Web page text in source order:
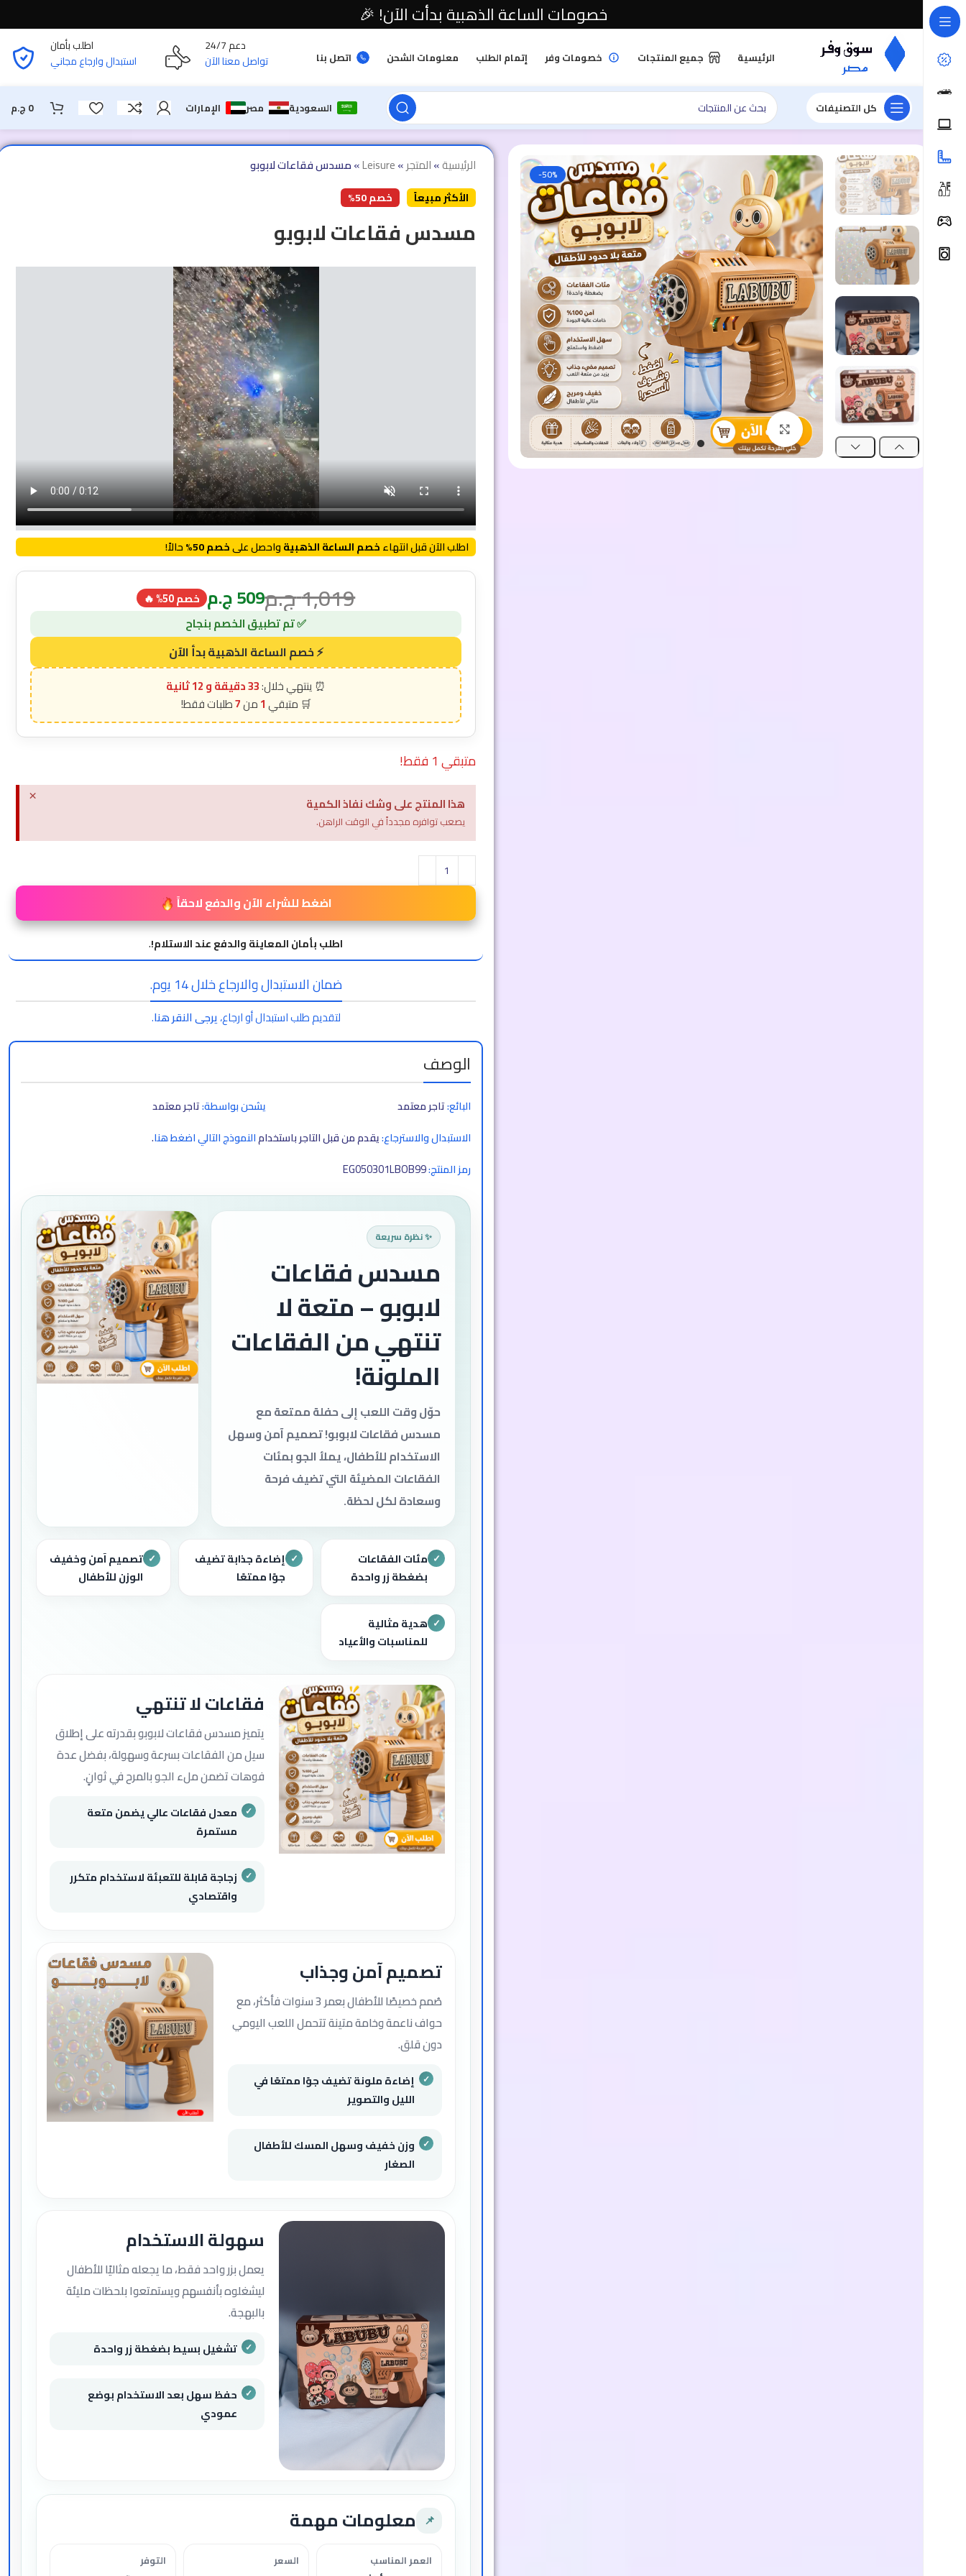
الرئيسية جميع المنتجات خصومات وفر إتمام الطلب معلومات الشحن اتصل بنا
دعم 24/7
تواصل معنا الآن
اطلب بأمان
استبدال وارجاع مجاني
كل التصنيفات السعودية مصر الإمارات 0 ج.م
-50%
اضغط للتكبير
الرئيسية»المتجر»
Leisure
»مسدس فقاعات لابوبو
الأكثر مبيعاً خصم 50%
مسدس فقاعات لابوبو
اطلب الآن قبل انتهاءخصم الساعة الذهبيةواحصل علىخصم 50% حالاً!
1,019ج.م509ج.م خصم 50% 🔥
33 دقيقة و 11 ثانية
1
7
متبقي 1 فقط!
هذا المنتج على وشك نفاذ الكمية
يصعب توافره مجدداً في الوقت الراهن.
×
اضغط للشراء الآن والدفع لاحقاً
اطلب بأمان المعاينة والدفع عند الاستلام!.
ضمان الاستبدال والارجاع خلال 14 يوم.
لتقديم طلب استبدال أو ارجاع،يرجى النقر هنا.
الوصف
البائع:تاجر معتمد يشحن بواسطة:تاجر معتمد
الاستبدال والاسترجاع:يقدم من قبل التاجر باستخدامالنموذج التالي اضغط هنا.
رمز المنتج:EG050301LBOB99
✨ نظرة سريعة
مسدس فقاعات
لابوبو – متعة لا
تنتهي من الفقاعات
الملونة!
حوّل وقت اللعب إلى حفلة ممتعة مع
مسدس فقاعات لابوبو! تصميم آمن وسهل
الاستخدام للأطفال، يملأ الجو بمئات
الفقاعات المضيئة التي تضيف فرحة
وسعادة لكل لحظة.
✓ مئات الفقاعات
بضغطة زر واحدة
✓ إضاءة جذابة تضيف
جوًا ممتعًا
✓ تصميم آمن وخفيف
الوزن للأطفال
✓ هدية مثالية
للمناسبات والأعياد
فقاعات لا تنتهي
يتميز مسدس فقاعات لابوبو بقدرته على إطلاق
سيل من الفقاعات بسرعة وسهولة، بفضل عدة
فوهات تضمن ملء الجو بالمرح في ثوانٍ.
معدل فقاعات عالي يضمن متعة
مستمرة
زجاجة قابلة للتعبئة لاستخدام متكرر
واقتصادي
تصميم آمن وجذاب
صُمم خصيصًا للأطفال بعمر 3 سنوات فأكثر، مع
حواف ناعمة وخامة متينة تتحمل اللعب اليومي
دون قلق.
إضاءة ملونة تضيف جوًا ممتعًا في
الليل والتصوير
وزن خفيف وسهل المسك للأطفال
الصغار
سهولة الاستخدام
يعمل بزر واحد فقط، ما يجعله مثاليًا للأطفال
ليشغلوه بأنفسهم ويستمتعوا بلحظات مليئة
بالبهجة.
تشغيل بسيط بضغطة زر واحدة
حفظ سهل بعد الاستخدام بوضع
عمودي
📌 معلومات مهمة
العمر المناسب السعر التوفر
خصومات الساعة الذهبية بدأت الآن! 🎉